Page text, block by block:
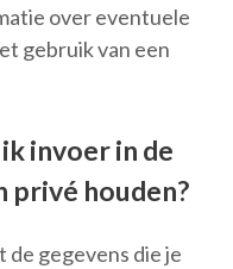
over eventuele
gebruik van een
invoer in de
privé houden?
gegevens die je